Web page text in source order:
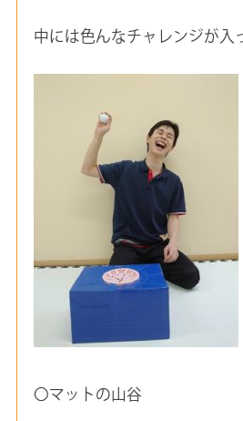
中には色んなチャレンジが入
〇マットの山谷